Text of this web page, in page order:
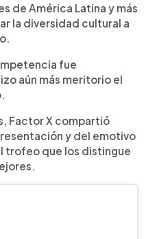
de América Latina y más
la diversidad cultural a
fue
aún más meritorio el
Factor X compartió
y del emotivo
trofeo que los distingue